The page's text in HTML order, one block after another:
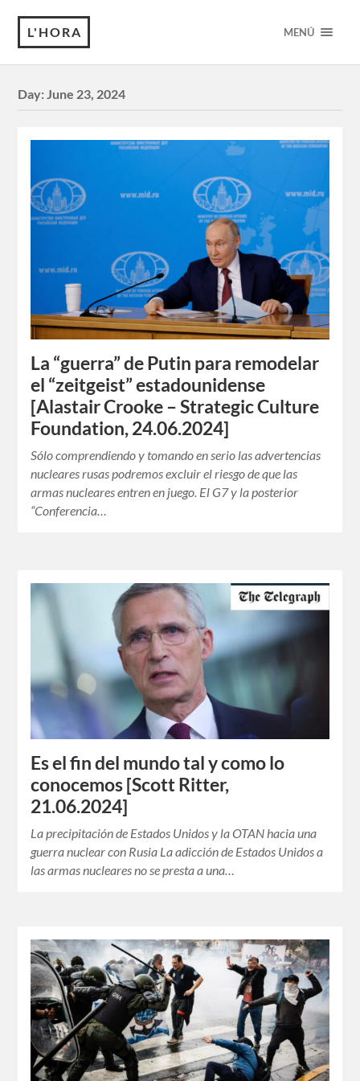
L'HORA MENÚ
Day:June 23, 2024
La “guerra” de Putin para remodelar
el “zeitgeist” estadounidense
[Alastair Crooke – Strategic Culture
Foundation, 24.06.2024]
Sólo comprendiendo y tomando en serio las advertencias
nucleares rusas podremos excluir el riesgo de que las
armas nucleares entren en juego. El G7 y la posterior
“Conferencia…
Es el fin del mundo tal y como lo
conocemos [Scott Ritter,
21.06.2024]
La precipitación de Estados Unidos y la OTAN hacia una
guerra nuclear con Rusia La adicción de Estados Unidos a
las armas nucleares no se presta a una…